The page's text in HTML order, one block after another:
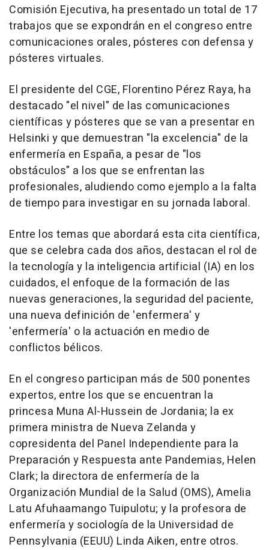
Comisión Ejecutiva, ha presentado un total de 17
trabajos que se expondrán en el congreso entre
comunicaciones orales, pósteres con defensa y
pósteres virtuales.
El presidente del CGE, Florentino Pérez Raya, ha
destacado "el nivel" de las comunicaciones
científicas y pósteres que se van a presentar en
Helsinki y que demuestran "la excelencia" de la
enfermería en España, a pesar de "los
obstáculos" a los que se enfrentan las
profesionales, aludiendo como ejemplo a la falta
de tiempo para investigar en su jornada laboral.
Entre los temas que abordará esta cita científica,
que se celebra cada dos años, destacan el rol de
la tecnología y la inteligencia artificial (IA) en los
cuidados, el enfoque de la formación de las
nuevas generaciones, la seguridad del paciente,
una nueva definición de 'enfermera' y
'enfermería' o la actuación en medio de
conflictos bélicos.
En el congreso participan más de 500 ponentes
expertos, entre los que se encuentran la
princesa Muna Al-Hussein de Jordania; la ex
primera ministra de Nueva Zelanda y
copresidenta del Panel Independiente para la
Preparación y Respuesta ante Pandemias, Helen
Clark; la directora de enfermería de la
Organización Mundial de la Salud (OMS), Amelia
Latu Afuhaamango Tuipulotu; y la profesora de
enfermería y sociología de la Universidad de
Pennsylvania (EEUU) Linda Aiken, entre otros.